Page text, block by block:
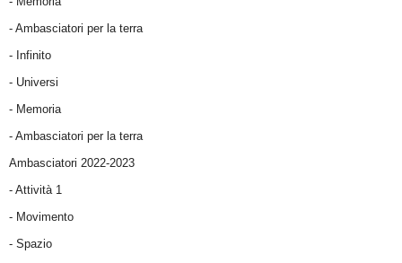
- Ambasciatori per la terra
- Infinito
- Universi
- Memoria
- Ambasciatori per la terra
Ambasciatori 2022-2023
- Attività 1
- Movimento
- Spazio